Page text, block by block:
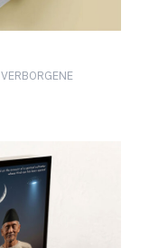
VERBORGENE